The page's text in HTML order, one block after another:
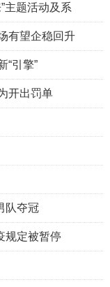
主题活动及系
有望企稳回升
“引擎”
开出罚单
队夺冠
规定被暂停